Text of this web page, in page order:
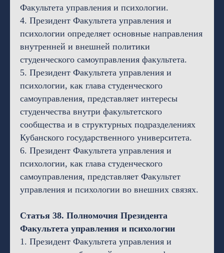
Факультета управления и психологии.
4. Президент Факультета управления и
психологии определяет основные направления
внутренней и внешней политики
студенческого самоуправления факультета.
5. Президент Факультета управления и
психологии, как глава студенческого
самоуправления, представляет интересы
студенчества внутри факультетского
сообщества и в структурных подразделениях
Кубанского государственного университета.
6. Президент Факультета управления и
психологии, как глава студенческого
самоуправления, представляет Факультет
управления и психологии во внешних связях.
Статья 38. Полномочия Президента
Факультета управления и психологии
1. Президент Факультета управления и